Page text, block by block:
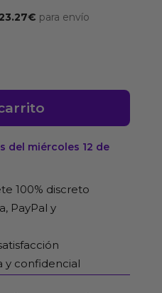
23.27€ para envío
del miércoles 12 de
100% discreto
PayPal y
y confidencial